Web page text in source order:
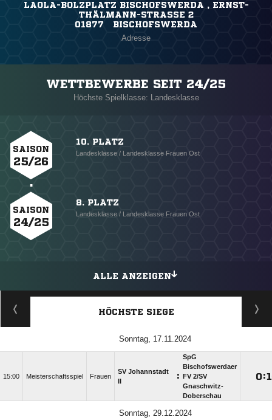
LAOLA-BOLZPLATZ BISCHOFSWERDA , ERNST-
THÄLMANN-STRASSE 2
01877 BISCHOFSWERDA
Adresse
WETTBEWERBE SEIT 24/25
Höchste Spielklasse: Landesklasse
SAISON
25/26
10. PLATZ
Landesklasse / Landesklasse Frauen Ost
SAISON
24/25
8. PLATZ
Landesklasse / Landesklasse Frauen Ost
ALLE ANZEIGEN
HÖCHSTE SIEGE
Sonntag, 17.11.2024
15:00 Meisterschaftsspiel Frauen
SV Johannstadt
:
SpG
Bischofswerdaer
FV 2/​SV
Gnaschwitz-
Doberschau
:
Sonntag, 29.12.2024